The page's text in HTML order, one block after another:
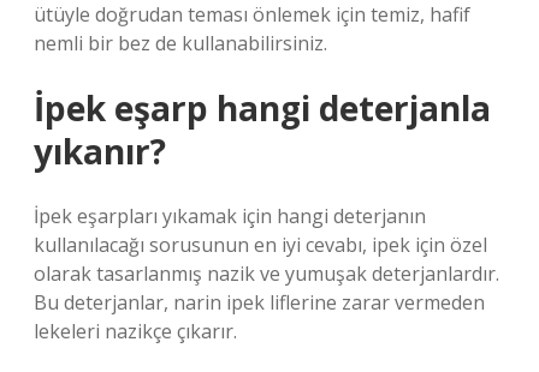
ütüyle doğrudan teması önlemek için temiz, hafif
nemli bir bez de kullanabilirsiniz.
İpek eşarp hangi deterjanla
yıkanır?
İpek eşarpları yıkamak için hangi deterjanın
kullanılacağı sorusunun en iyi cevabı, ipek için özel
olarak tasarlanmış nazik ve yumuşak deterjanlardır.
Bu deterjanlar, narin ipek liflerine zarar vermeden
lekeleri nazikçe çıkarır.